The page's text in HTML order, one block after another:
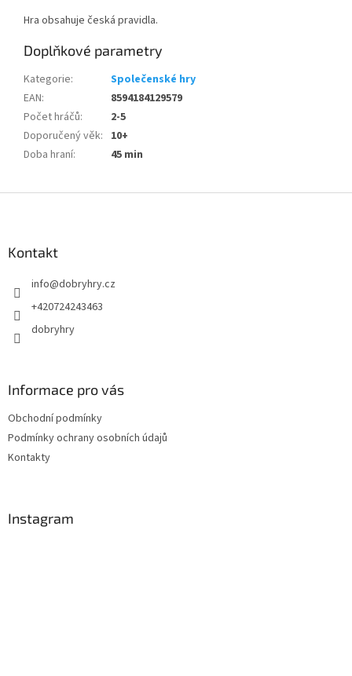
Hra obsahuje česká pravidla.
Doplňkové parametry
Kategorie:
Společenské hry
EAN:
8594184129579
Počet hráčů:
2-5
Doporučený věk: 10+
Doba hraní: 45 min
Kontakt
info@dobryhry.cz
+420724243463
dobryhry
Informace pro vás
Obchodní podmínky
Podmínky ochrany osobních údajů
Kontakty
Instagram